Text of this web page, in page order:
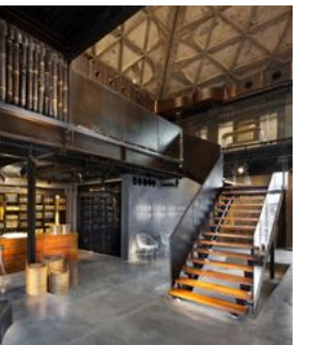
התאמה לכבדי ראיה
תצוגה רגילה
הדגשת קישורים
Aא Aא Aא
הצהרת נגישות